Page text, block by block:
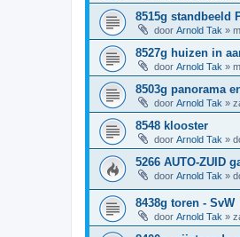
8515g standbeeld
door Arnold Tak »
8527g huizen in
door Arnold Tak »
8503g panorama
door Arnold Tak »
8548 klooster
door Arnold Tak »
5266 AUTO-ZUID
door Arnold Tak »
8438g toren - SvW
door Arnold Tak »